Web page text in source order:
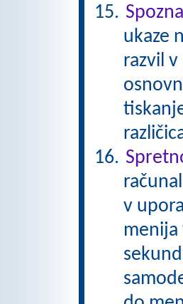
ukaze
razvil
v